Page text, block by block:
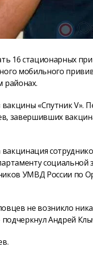
16 стационарных
мобильного
районах.
«Спутник V».
завершивших
УМВД России по
не возникло
Андрей